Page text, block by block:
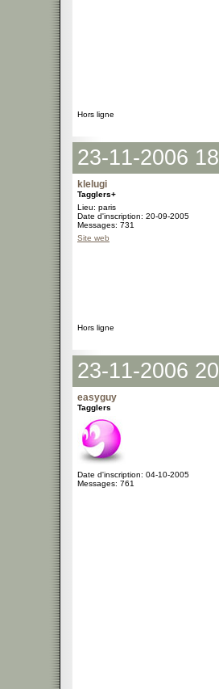
Hors ligne
23-11-2006
klelugi
Tagglers+
Lieu: paris
Date d'inscription: 20-09-2005
Messages: 731
Site web
Hors ligne
23-11-2006
easyguy
Tagglers
Date d'inscription: 04-10-2005
Messages: 761